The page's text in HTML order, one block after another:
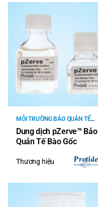
MÔI TRƯỜNG BẢO QUẢN TẾ
BÀO
Dung dịch pZerve™ Bảo
Quản Tế Bào Gốc
Thương hiệu